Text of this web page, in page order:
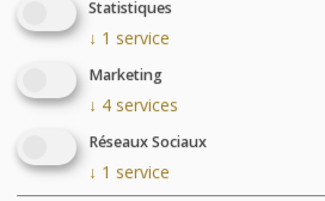
Parcours
Statistiques
↓ 1 service
Marketing
↓ 4 services
Réseaux Sociaux
↓ 1 service